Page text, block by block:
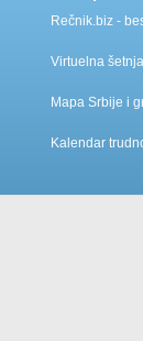
Rečnik.biz -
Virtuelna šetnja
Mapa Srbije i
Kalendar